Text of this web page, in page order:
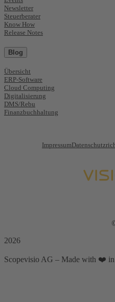
Newsletter
Steuerberater
Know How
Release Notes
Blog
Übersicht
ERP-Software
Cloud Computing
Digitalisierung
DMS/Rebu
Finanzbuchhaltung
Impressum
2026
Scopevisio AG – Made with ❤️